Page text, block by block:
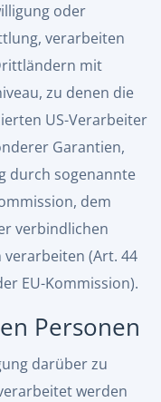
oder
verarbeiten
mit
zu denen die
US-Verarbeiter
Garantien,
durch sogenannte
dem
verbindlichen
(Art. 44
EU-Kommission).
Personen
darüber zu
werden